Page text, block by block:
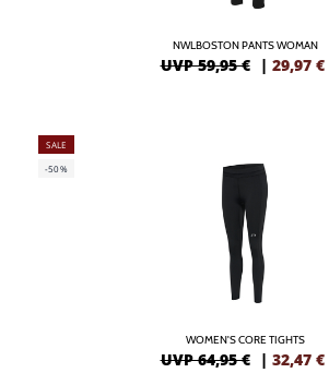
NWLBOSTON PANTS WOMAN
UVP 59,95 € | 29,97 €
SALE
-50%
WOMEN'S CORE TIGHTS
UVP 64,95 € | 32,47 €